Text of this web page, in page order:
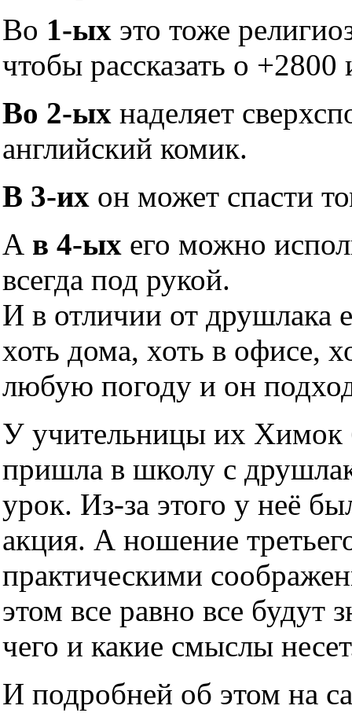
Во 1-ых это тоже
чтобы рассказать о +2800
Во 2-ых наделяет
английский комик.
В 3-их он может спасти
А в 4-ых его можно
всегда под рукой.
И в отличии от друшлака
хоть дома, хоть в офисе,
любую погоду и он
У учительницы их Химок
пришла в школу с
урок. Из-за этого у неё
акция. А ношение
практическими
этом все равно все будут
чего и какие смыслы
И подробней об этом на